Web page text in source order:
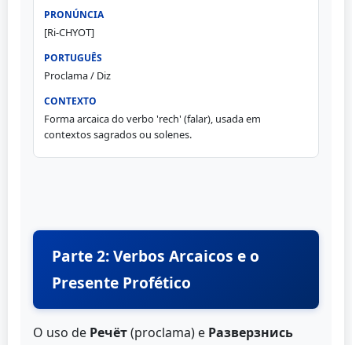
[Ri-CHYOT]
Proclama / Diz
Forma arcaica do verbo 'rech' (falar), usada em
contextos sagrados ou solenes.
Parte 2: Verbos Arcaicos e o
Presente Profético
O uso de Речёт(proclama) e Разверзнись